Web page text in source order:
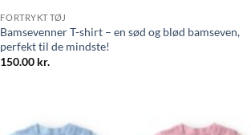
FORTRYKT TØJ
Bamsevenner T-shirt – en sød og blød bamseven,
perfekt til de mindste!
150.00 kr.